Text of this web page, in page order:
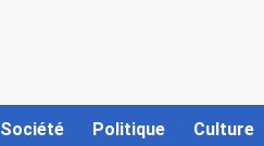
Société Politique Culture